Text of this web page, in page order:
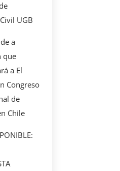
UGB
a
que
a El
Congreso
de
Chile